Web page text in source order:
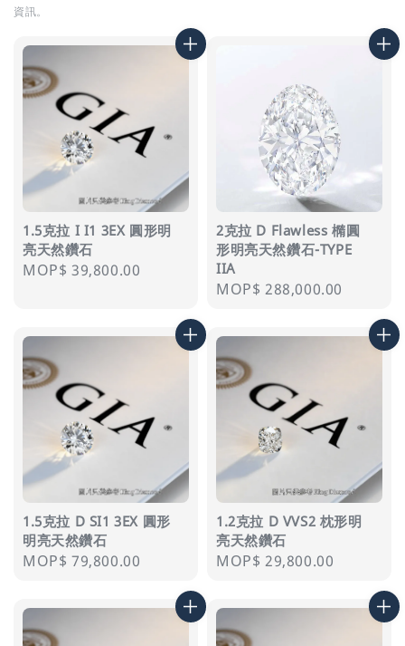
資訊。
1.5克拉 I I1 3EX 圓形明
亮天然鑽石
Regular
MOP$ 39,800.00
2克拉 D Flawless 橢圓
形明亮天然鑽石-TYPE
IIA
Regular
MOP$ 288,000.00
1.5克拉 D SI1 3EX 圓形
明亮天然鑽石
Regular
MOP$ 79,800.00
1.2克拉 D VVS2 枕形明
亮天然鑽石
Regular
MOP$ 29,800.00